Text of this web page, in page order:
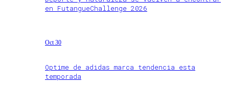
en FutangueChallenge 2026
Oct 30
Optime de adidas marca tendencia esta
temporada